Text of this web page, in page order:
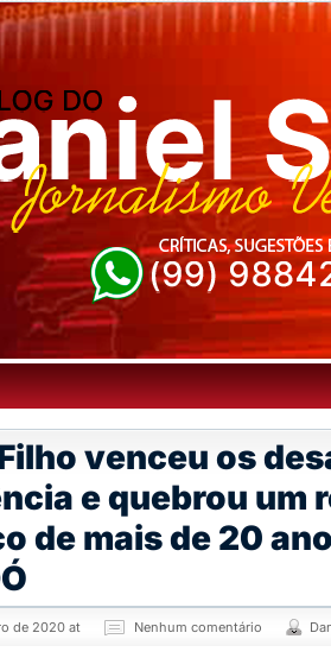
venceu os
e quebrou um
de mais de 20
de 2020 at Nenhum comentário